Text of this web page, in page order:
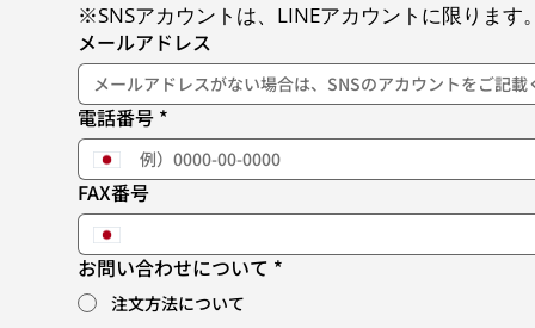
※SNSアカウントは、LINEアカウントに限ります
メールアドレス
電話番号 *
FAX番号
お問い合わせについて *
注文方法について